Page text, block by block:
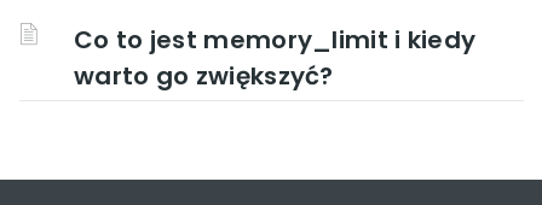
Co to jest memory_limit i kiedy
warto go zwiększyć?